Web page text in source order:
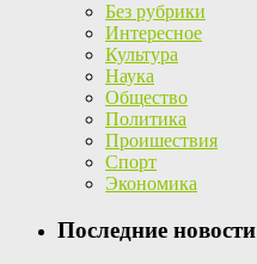
Без рубрики
Интересное
Культура
Наука
Общество
Политика
Проишествия
Спорт
Экономика
Последние новости